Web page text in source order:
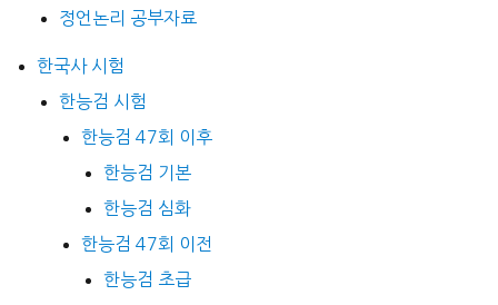
정언논리 공부자료
한국사 시험
한능검 시험
한능검 47회 이후
한능검 기본
한능검 심화
한능검 47회 이전
한능검 초급